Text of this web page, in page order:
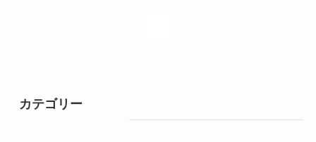
カテゴリー